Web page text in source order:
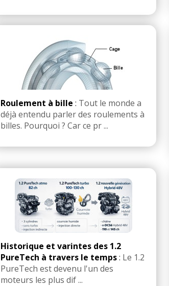
Roulement à bille : Tout le monde a
déjà entendu parler des roulements à
billes. Pourquoi ? Car ce pr ...
Historique et varintes des 1.2
PureTech à travers le temps: Le 1.2
PureTech est devenu l'un des
moteurs les plus dif ...